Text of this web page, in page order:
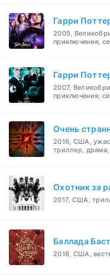
Гарри
2005,
приключения,
Гарри
2007,
приключения,
Очень
2016, США,
триллер, драма,
Охотник за
2017, США,
Баллада
2018, США,